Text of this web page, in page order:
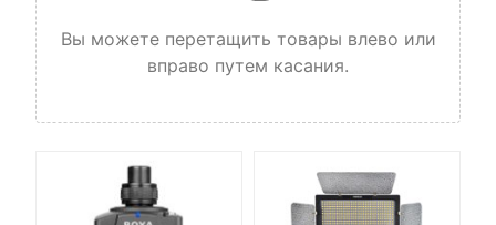
Вы можете перетащить товары влево или
вправо путем касания.